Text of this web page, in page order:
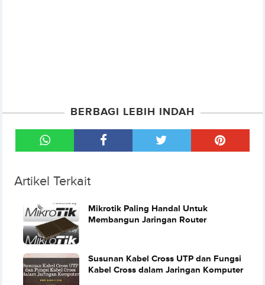
BERBAGI LEBIH INDAH
Artikel Terkait
Mikrotik Paling Handal Untuk
Membangun Jaringan Router
Susunan Kabel Cross UTP dan Fungsi
Kabel Cross dalam Jaringan Komputer